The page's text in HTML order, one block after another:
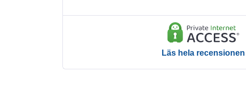
Läs hela recensionen